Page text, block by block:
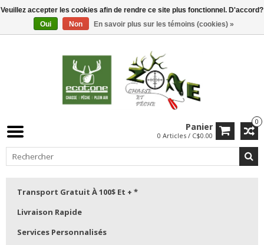
0
Panier
0 Articles / C$0.00
Transport Gratuit À 100$ Et + *
Livraison Rapide
Services Personnalisés
Veuillez accepter les cookies afin de rendre ce site plus fonctionnel. D'accord?
Oui
Non En savoir plus sur les témoins (cookies) »